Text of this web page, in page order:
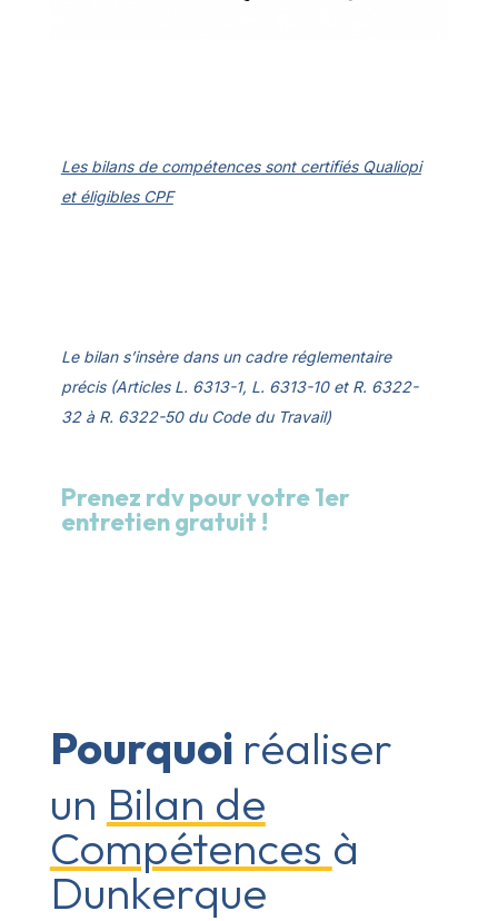
Les bilans de compétences sont certifiés Qualiopi
et éligibles CPF
Le bilan s’insère dans un cadre réglementaire
précis (Articles L. 6313-1, L. 6313-10 et R. 6322-
32 à R. 6322-50 du Code du Travail)
Prenez rdv pour votre 1er
entretien gratuit !
Pourquoi réaliser
un Bilan de
Compétences à
Dunkerque